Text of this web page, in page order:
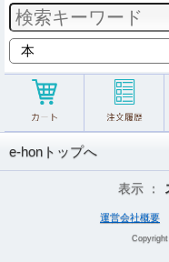
e-honトップへ
表示 ：
運営会社概要